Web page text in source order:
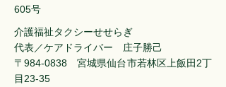
605号
介護福祉タクシーせせらぎ
代表／ケアドライバー 庄子勝己
〒984-0838 宮城県仙台市若林区上飯田2丁
目23-35